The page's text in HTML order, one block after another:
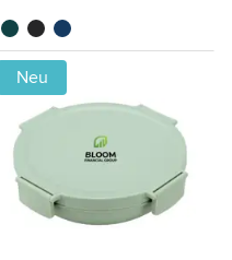
vert forêt
noir bleu marine
Neu